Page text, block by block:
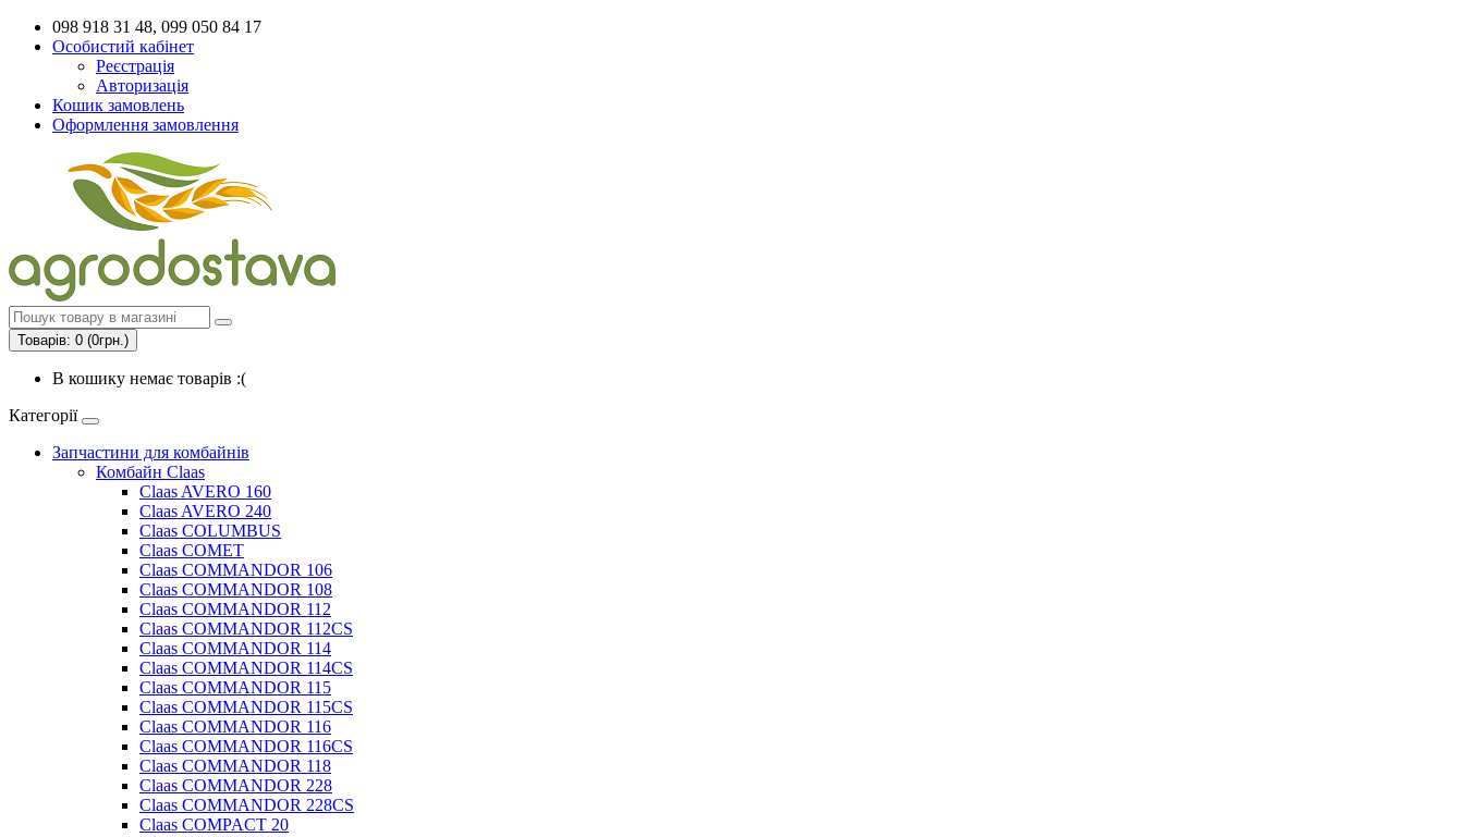
098 918 31 48, 099 050 84 17
Особистий кабінет
Реєстрація
Авторизація
Кошик замовлень
Оформлення замовлення
Товарів: 0 (0грн.)
В кошику немає товарів :(
Категорії
Запчастини для комбайнів
Комбайн Claas
Claas AVERO 160
Claas AVERO 240
Claas COLUMBUS
Claas COMET
Claas COMMANDOR 106
Claas COMMANDOR 108
Claas COMMANDOR 112
Claas COMMANDOR 112CS
Claas COMMANDOR 114
Claas COMMANDOR 114CS
Claas COMMANDOR 115
Claas COMMANDOR 115CS
Claas COMMANDOR 116
Claas COMMANDOR 116CS
Claas COMMANDOR 118
Claas COMMANDOR 228
Claas COMMANDOR 228CS
Claas COMPACT 20